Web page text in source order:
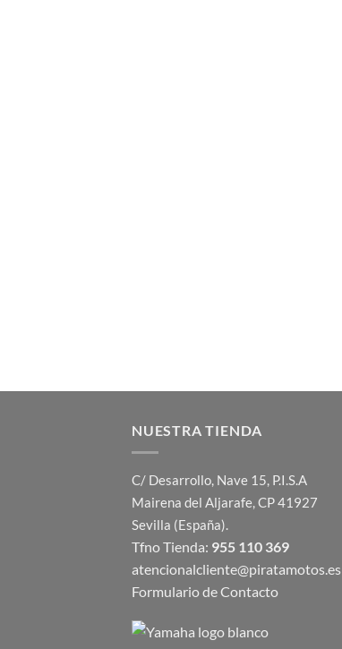
NUESTRA TIENDA
C/ Desarrollo, Nave 15, P.I.S.A
Mairena del Aljarafe, CP 41927
Sevilla (España).
Tfno Tienda: 955 110 369
atencionalcliente@piratamotos.es
Formulario de Contacto